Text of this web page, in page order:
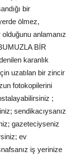
bir
ölmez,
anlamanız
BİR
karanlık
uzatılan bir zincir
fotokopilerini
;
sendikacıysanız
gazeteciyseniz
ev
iş yerinize